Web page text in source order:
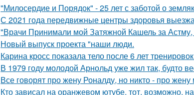
"Милосердие и Порядок" - 25 лет с заботой о
С 2021 года передвижные центры здоровья
"Врачи Принимали мой Затяжной Кашель за Астму,
Новый выпуск проекта "наши люди.
Карина кросс показала тело после 6 лет
В 1979 году молодой Арнольд уже жил так, будто
Все говорят про жену Роналду, но никто - про жену
Кто зависал на оранжевом ютубе, тот, возможно,